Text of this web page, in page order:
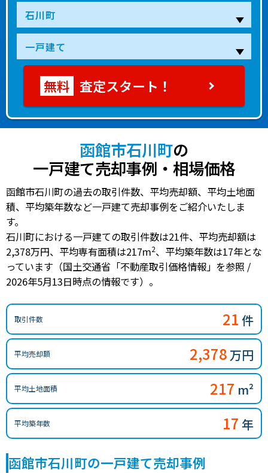
査定スタート！
函館市石川町の
一戸建て売却事例・相場価格
函館市石川町の過去の取引件数、平均売却額、平均土地面
積、平均築年数など一戸建て売却事例をご紹介いたしま
す。
石川町における一戸建ての取引件数は21件、 平均売却額は
2,378万円、 平均専有面積は217m2、 平均築年数は17年とな
っています（国土交通省「不動産取引価格情報」を参照 /
2026年5月13日時点の情報です）。
取引件数 21 件
平均売却額 2,378 万円
平均土地面積 217 m²
平均築年数 17 年
函館市石川町の一戸建て売却事例